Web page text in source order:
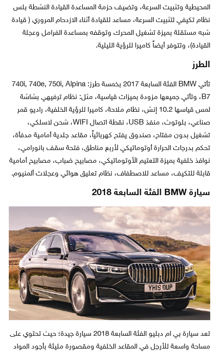
المحيطية وتثبيت السرعة، وتضيف حزمة المساعدة القيادة النشطة بلس
نظام تكيفي لتثبيت السرعة، مساعد للقيادة أثناء الازدحام المروري ( قيادة
شبه مستقلة بميزة تشغيل المحرك وتوقفه بمساعدة الفرامل وعجلة
القيادة)، وتتوفر أيضاً كاميرا للرؤية الليلية.
الطرز
تأتي BMW الفئة السابعة 2017 بخمسة طرز: 740i, 740e, 750i, Alpina
B7، وتأتي جميعها مزودة بميزات قياسية، مثل: نظام ترفيهي بشاشة
لمس قياسها 10.2 إنش، نظام ملاحة، كاميرا للرؤية الخلفية، راديو قمر
صناعي، بلوتوث، منفذ USB، نقطة اتصال WIFI، شحن لاسلكي،
تشغيل بدون مفتاح، صندوق يفتح كهربائياً، مقاعد جلدية أمامية مدفأة،
تحكم بدرجات الحرارة أوتوماتيكي لأربع مناطق، فتحة سقف بانورامي،
نوافذ خلفية بميزة التعتيم الأوتوماتيكي، مصابيح ضباب، مصابيح أمامية
قابلة للتكيف، مساعد للاصطفاف، نظام تعليق هوائي وعجلات ألمنيوم.
سيارة BMW الفئة السابعة 2018
تعد سيارة بي ام دبليو الفئة السابعة 2018 سيارة جيدة؛ حيث تحتوي على
مساحة واسعة للأرجل في المقاعد الخلفية ومقصورة مليئة بأجود المواد